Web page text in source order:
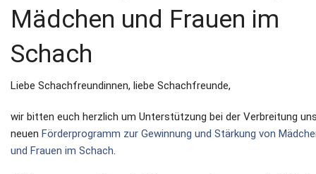
Mädchen und Frauen im
Schach
Liebe Schachfreundinnen, liebe Schachfreunde,
wir bitten euch herzlich um Unterstützung bei der Verbreitung
neuen Förderprogramm zur Gewinnung und Stärkung von
und Frauen im Schach.